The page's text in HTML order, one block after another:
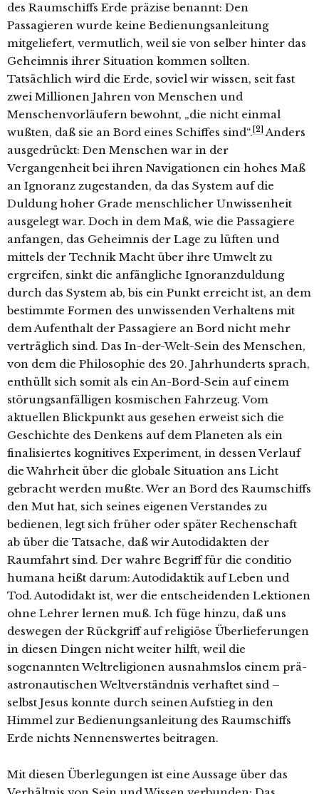
des Raumschiffs Erde präzise benannt: Den
Passagieren wurde keine Bedienungsanleitung
mitgeliefert, vermutlich, weil sie von selber hinter das
Geheimnis ihrer Situation kommen sollten.
Tatsächlich wird die Erde, soviel wir wissen, seit fast
zwei Millionen Jahren von Menschen und
Menschenvorläufern bewohnt, „die nicht einmal
wußten, daß sie an Bord eines Schiffes sind“. [2] Anders
ausgedrückt: Den Menschen war in der
Vergangenheit bei ihren Navigationen ein hohes Maß
an Ignoranz zugestanden, da das System auf die
Duldung hoher Grade menschlicher Unwissenheit
ausgelegt war. Doch in dem Maß, wie die Passagiere
anfangen, das Geheimnis der Lage zu lüften und
mittels der Technik Macht über ihre Umwelt zu
ergreifen, sinkt die anfängliche Ignoranzduldung
durch das System ab, bis ein Punkt erreicht ist, an dem
bestimmte Formen des unwissenden Verhaltens mit
dem Aufenthalt der Passagiere an Bord nicht mehr
verträglich sind. Das In-der-Welt-Sein des Menschen,
von dem die Philosophie des 20. Jahrhunderts sprach,
enthüllt sich somit als ein An-Bord-Sein auf einem
störungsanfälligen kosmischen Fahrzeug. Vom
aktuellen Blickpunkt aus gesehen erweist sich die
Geschichte des Denkens auf dem Planeten als ein
finalisiertes kognitives Experiment, in dessen Verlauf
die Wahrheit über die globale Situation ans Licht
gebracht werden mußte. Wer an Bord des Raumschiffs
den Mut hat, sich seines eigenen Verstandes zu
bedienen, legt sich früher oder später Rechenschaft
ab über die Tatsache, daß wir Autodidakten der
Raumfahrt sind. Der wahre Begriff für die conditio
humana heißt darum: Autodidaktik auf Leben und
Tod. Autodidakt ist, wer die entscheidenden Lektionen
ohne Lehrer lernen muß. Ich füge hinzu, daß uns
deswegen der Rückgriff auf religiöse Überlieferungen
in diesen Dingen nicht weiter hilft, weil die
sogenannten Weltreligionen ausnahmslos einem prä-
astronautischen Weltverständnis verhaftet sind –
selbst Jesus konnte durch seinen Aufstieg in den
Himmel zur Bedienungsanleitung des Raumschiffs
Erde nichts Nennenswertes beitragen.
Mit diesen Überlegungen ist eine Aussage über das